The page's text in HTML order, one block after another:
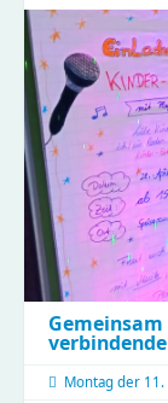
Montag der